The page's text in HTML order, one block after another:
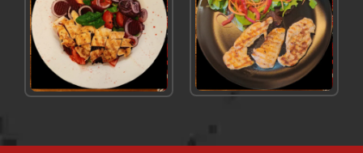
VEDI NEL MENÙ VEDI NEL MENÙ